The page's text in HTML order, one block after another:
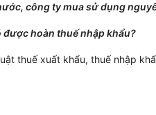
công ty mua sử dụng
hoàn thuế nhập khẩu?
thuế xuất khẩu, thuế nhập